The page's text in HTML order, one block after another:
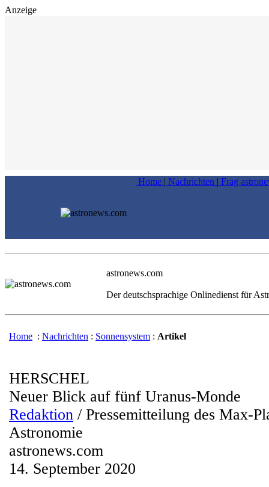
Anzeige
Home | Nachrichten | Frag
astronews.com
Der deutschsprachige Onlinedienst für
Home : Nachrichten : Sonnensystem : Artikel
HERSCHEL
Neuer Blick auf fünf Uranus-Monde
Redaktion / Pressemitteilung des Max-
Astronomie
astronews.com
14. September 2020